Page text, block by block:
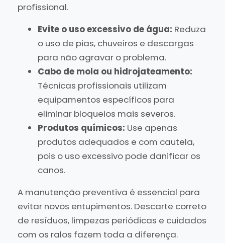
profissional.
Evite o uso excessivo de água: Reduza
o uso de pias, chuveiros e descargas
para não agravar o problema.
Cabo de mola ou hidrojateamento:
Técnicas profissionais utilizam
equipamentos específicos para
eliminar bloqueios mais severos.
Produtos químicos: Use apenas
produtos adequados e com cautela,
pois o uso excessivo pode danificar os
canos.
A manutenção preventiva é essencial para
evitar novos entupimentos. Descarte correto
de resíduos, limpezas periódicas e cuidados
com os ralos fazem toda a diferença.